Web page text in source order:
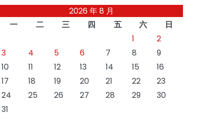
2026 年 8 月
一
二 三 四 五 六
日
1
2
3
4 5 6 7 8
9
10
11 12 13 14 15
16
17
18 19 20 21 22
23
24
25 26 27 28 29
30
31